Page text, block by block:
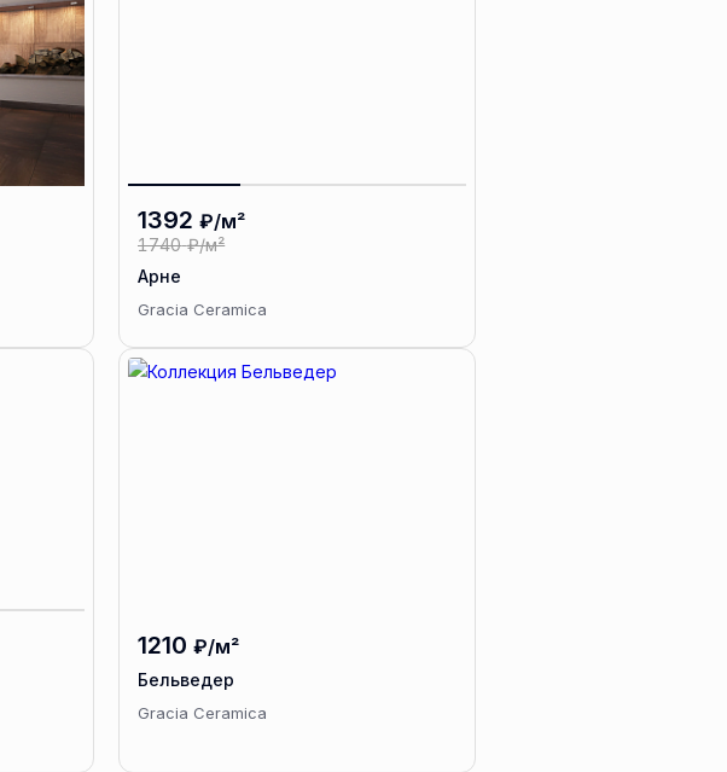
1392 ₽/м²
1740 ₽/м²
Арне
Gracia Ceramica
1210 ₽/м²
Бельведер
Gracia Ceramica